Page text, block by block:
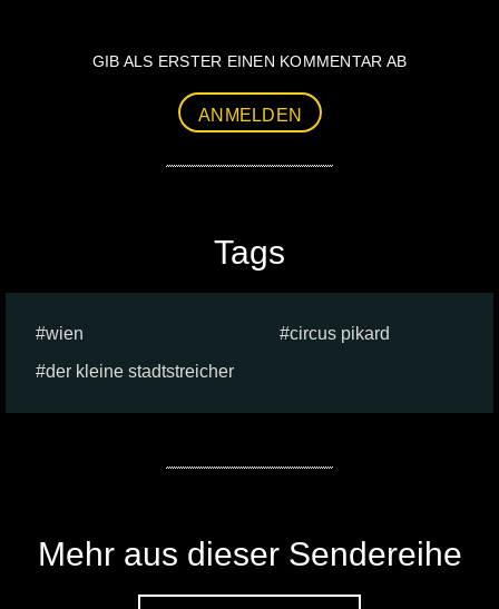
GIB ALS ERSTER EINEN KOMMENTAR AB
ANMELDEN
Tags
wien
circus pikard
der kleine stadtstreicher
Mehr aus dieser Sendereihe